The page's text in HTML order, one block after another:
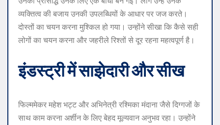
व्यक्तित्व की बजाय उनकी उपलब्धियों के आधार पर जज करते।
दोस्तों का चयन करना मुश्किल हो गया। उन्होंने सीखा कि कैसे सही
लोगों का चयन करना और जहरीले रिश्तों से दूर रहना महत्वपूर्ण है।
इंडस्ट्री में साझेदारी और सीख
फिल्ममेकर महेश भट्ट और अभिनेत्री रश्मिका मंदाना जैसे दिग्गजों के
साथ काम करना अर्शीन के लिए बेहद मूल्यवान अनुभव रहा। उन्होंने